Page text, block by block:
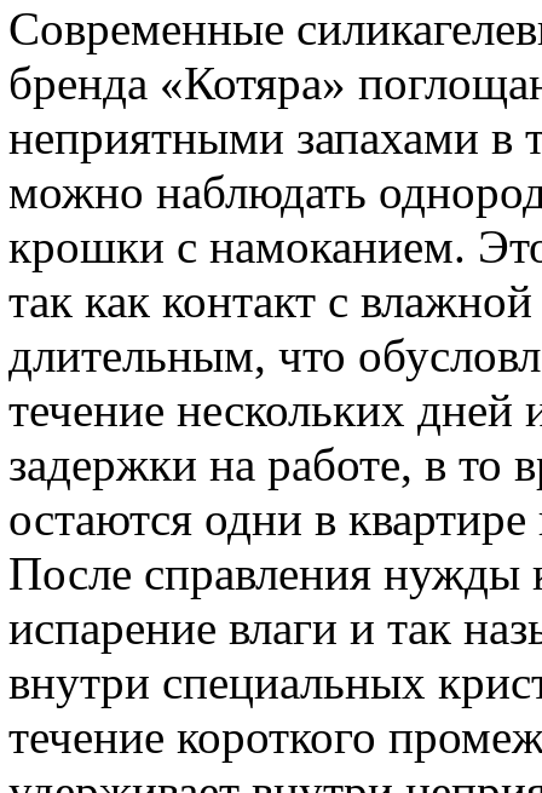
Современные
бренда «Котяра»
неприятными запахами в
можно наблюдать
крошки с намоканием.
так как контакт с
длительным, что
течение нескольких дней
задержки на работе, в то
остаются одни в
После справления
испарение влаги и так
внутри специальных
течение короткого